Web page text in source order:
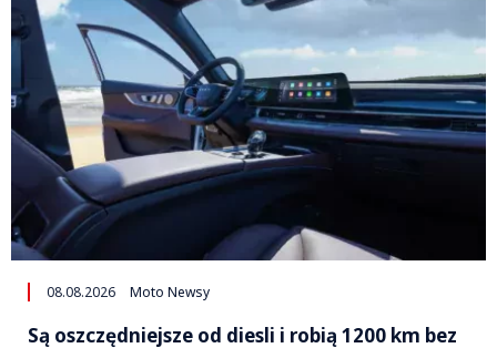
08.08.2026 Moto Newsy
Są oszczędniejsze od diesli i robią 1200 km bez